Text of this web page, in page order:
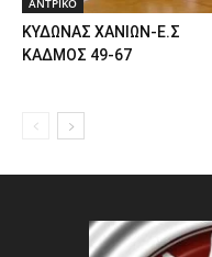
ΑΝTΡΙΚΟ
ΚΥΔΩΝΑΣ ΧΑΝΙΩΝ-Ε.Σ
ΚΑΔΜΟΣ 49-67